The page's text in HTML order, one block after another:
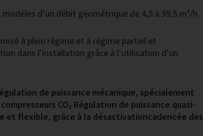
modèles d’un débit géométrique de 4,5 à 39,5 m³/h
à plein régime et à régime partiel et
dans l’installation grâce à l’utilisation d’un
de puissance mécanique, spécialement
CO₂ Régulation de puissance quasi-
et flexible, grâce à la désactivationcadencée des